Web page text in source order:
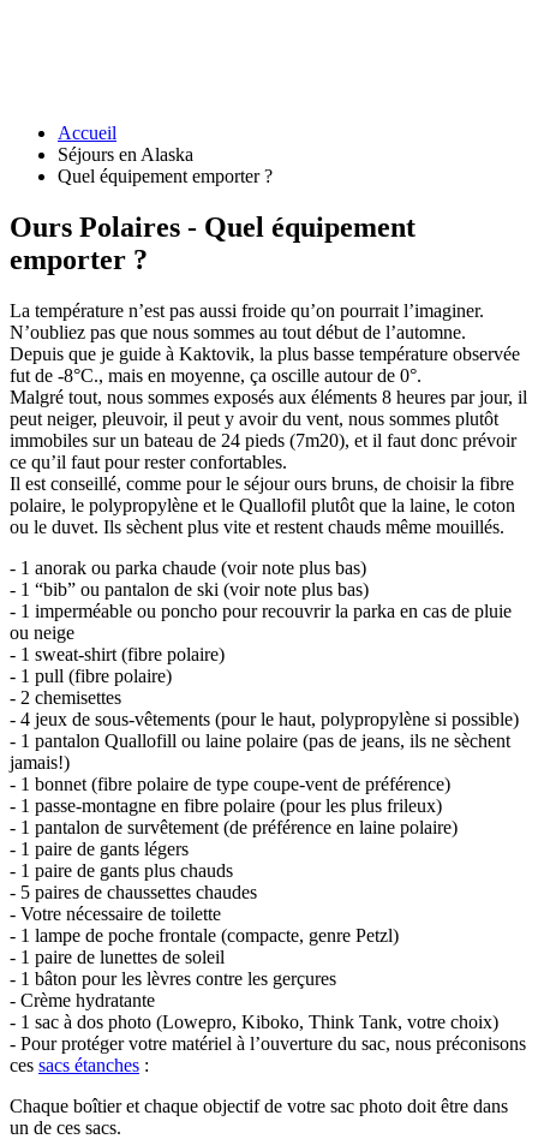
Accueil
Séjours en Alaska
Quel équipement emporter ?
Ours Polaires - Quel équipement
emporter ?
La température n’est pas aussi froide qu’on pourrait l’imaginer.
N’oubliez pas que nous sommes au tout début de l’automne.
Depuis que je guide à Kaktovik, la plus basse température observée
fut de -8°C., mais en moyenne, ça oscille autour de 0°.
Malgré tout, nous sommes exposés aux éléments 8 heures par jour, il
peut neiger, pleuvoir, il peut y avoir du vent, nous sommes plutôt
immobiles sur un bateau de 24 pieds (7m20), et il faut donc prévoir
ce qu’il faut pour rester confortables.
Il est conseillé, comme pour le séjour ours bruns, de choisir la fibre
polaire, le polypropylène et le Quallofil plutôt que la laine, le coton
ou le duvet. Ils sèchent plus vite et restent chauds même mouillés.
- 1 anorak ou parka chaude (voir note plus bas)
- 1 “bib” ou pantalon de ski (voir note plus bas)
- 1 imperméable ou poncho pour recouvrir la parka en cas de pluie
ou neige
- 1 sweat-shirt (fibre polaire)
- 1 pull (fibre polaire)
- 2 chemisettes
- 4 jeux de sous-vêtements (pour le haut, polypropylène si possible)
- 1 pantalon Quallofill ou laine polaire (pas de jeans, ils ne sèchent
jamais!)
- 1 bonnet (fibre polaire de type coupe-vent de préférence)
- 1 passe-montagne en fibre polaire (pour les plus frileux)
- 1 pantalon de survêtement (de préférence en laine polaire)
- 1 paire de gants légers
- 1 paire de gants plus chauds
- 5 paires de chaussettes chaudes
- Votre nécessaire de toilette
- 1 lampe de poche frontale (compacte, genre Petzl)
- 1 paire de lunettes de soleil
- 1 bâton pour les lèvres contre les gerçures
- Crème hydratante
- 1 sac à dos photo (Lowepro, Kiboko, Think Tank, votre choix)
- Pour protéger votre matériel à l’ouverture du sac, nous préconisons
ces sacs étanches :
Chaque boîtier et chaque objectif de votre sac photo doit être dans
un de ces sacs.